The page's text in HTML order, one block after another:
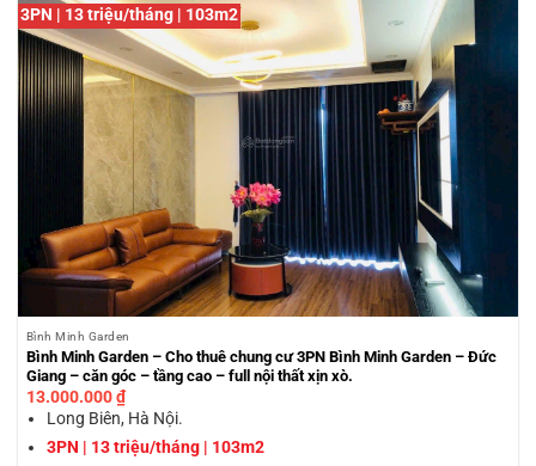
3PN | 13 triệu/tháng | 103m2
Bình Minh Garden
Bình Minh Garden – Cho thuê chung cư 3PN Bình Minh Garden – Đức
Giang – căn góc – tầng cao – full nội thất xịn xò.
13.000.000₫
Long Biên, Hà Nội.
3PN | 13 triệu/tháng | 103m2